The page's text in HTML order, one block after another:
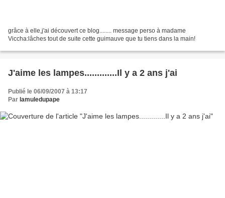
grâce à elle,j'ai découvert ce blog........ message perso à madame
Viccha:lâches tout de suite cette guimauve que tu tiens dans la main!
J'aime les lampes.............Il y a 2 ans j'ai
Publié le 06/09/2007 à 13:17
Par lamuledupape